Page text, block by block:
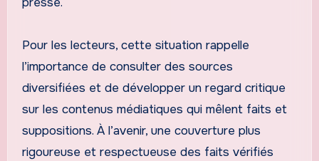
Pour les lecteurs, cette situation rappelle
l’importance de consulter des sources
diversifiées et de développer un regard critique
sur les contenus médiatiques qui mêlent faits et
suppositions. À l’avenir, une couverture plus
rigoureuse et respectueuse des faits vérifiés